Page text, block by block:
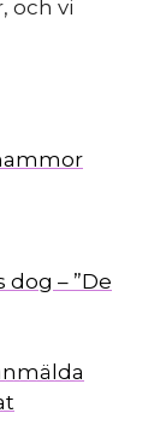
och vi
– ”De